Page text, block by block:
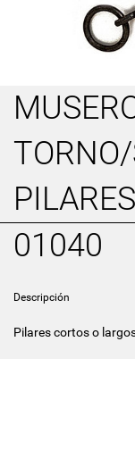
PILARES
01040
Descripción
Pilares cortos o